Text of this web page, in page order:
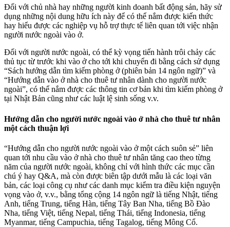
Đối với chủ nhà hay những người kinh doanh bất động sản, hãy sử
dụng những nội dung hữu ích này để có thể nắm được kiến thức
hay hiểu được các nghiệp vụ hỗ trợ thực tế liên quan tới việc nhận
người nước ngoài vào ở.
Đối với người nước ngoài, có thể kỳ vọng tiến hành trôi chảy các
thủ tục từ trước khi vào ở cho tới khi chuyển đi bằng cách sử dụng
“Sách hướng dẫn tìm kiếm phòng ở (phiên bản 14 ngôn ngữ)” và
“Hướng dẫn vào ở nhà cho thuê tư nhân dành cho người nước
ngoài”, có thể nắm được các thông tin cơ bản khi tìm kiếm phòng ở
tại Nhật Bản cũng như các luật lệ sinh sống v.v.
Hướng dẫn cho người nước ngoài vào ở nhà cho thuê tư nhân
một cách thuận lợi
“Hướng dẫn cho người nước ngoài vào ở một cách suôn sẻ” liên
quan tới nhu cầu vào ở nhà cho thuê tư nhân tăng cao theo từng
năm của người nước ngoài, không chỉ với hình thức các mục cần
chú ý hay Q&A, mà còn được biên tập dưới mẫu là các loại văn
bản, các loại công cụ như các danh mục kiểm tra điều kiện nguyện
vọng vào ở, v.v., bằng tổng cộng 14 ngôn ngữ là tiếng Nhật, tiếng
Anh, tiếng Trung, tiếng Hàn, tiếng Tây Ban Nha, tiếng Bồ Đào
Nha, tiếng Việt, tiếng Nepal, tiếng Thái, tiếng Indonesia, tiếng
Myanmar, tiếng Campuchia, tiếng Tagalog, tiếng Mông Cổ.